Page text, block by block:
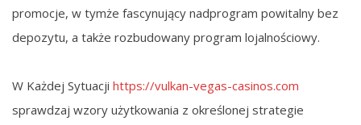
promocje, w tymże fascynujący nadprogram powitalny bez
depozytu, a także rozbudowany program lojalnościowy.
W Każdej Sytuacji https://vulkan-vegas-casinos.com
sprawdzaj wzory użytkowania z określonej strategie